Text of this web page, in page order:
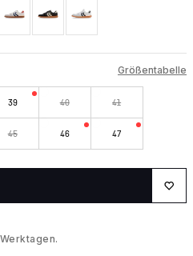
Größentabelle
39 40 41
45 46 47